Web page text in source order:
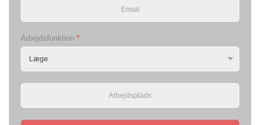
Arbejdsfunktion *